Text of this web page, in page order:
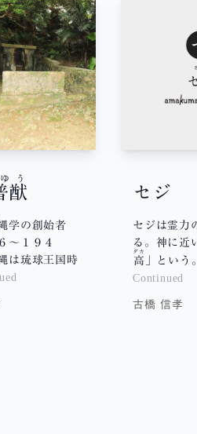
猷
う
学の創始者
〜１９４
は琉球王国時
セジ
セジは霊力
る。神に近
高
ダカ
」とい
Continued
古橋 信孝